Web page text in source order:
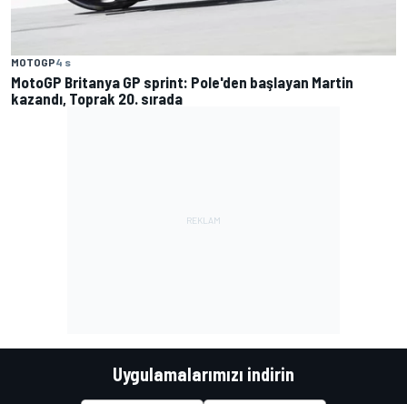
MOTOGP4 s
MotoGP Britanya GP sprint: Pole'den başlayan Martin
kazandı, Toprak 20. sırada
Uygulamalarımızı indirin